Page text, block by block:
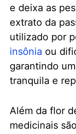
e deixa as
extrato da
utilizado por
insônia ou
garantindo
tranquila e
Além da flor
medicinais